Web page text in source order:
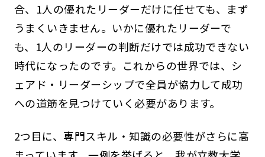
合、1人の優れたリーダーだけに任せても、まず
うまくいきません。いかに優れたリーダーで
も、1人のリーダーの判断だけでは成功できない
時代になったのです。これからの世界では、シ
ェアド・リーダーシップで全員が協力して成功
への道筋を見つけていく必要があります。
2つ目に、専門スキル・知識の必要性がさらに高